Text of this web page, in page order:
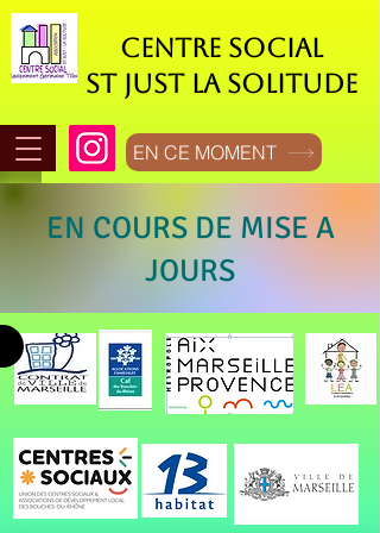
CENTRE SOCIAL
ST JUST LA SOLITUDE
EN CE MOMENT
EN COURS DE MISE A
JOURS